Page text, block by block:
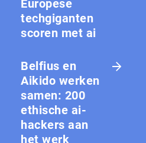
Europese
techgiganten
scoren met ai
Belfius en
Aikido werken
samen: 200
ethische ai-
hackers aan
het werk